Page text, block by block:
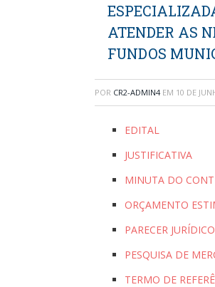
ATENDER AS
FUNDOS
POR CR2-ADMIN4 EM 10 DE
EDITAL
JUSTIFICATIVA
MINUTA DO
ORÇAMENTO
PARECER JURÍDICO
PESQUISA DE
TERMO DE